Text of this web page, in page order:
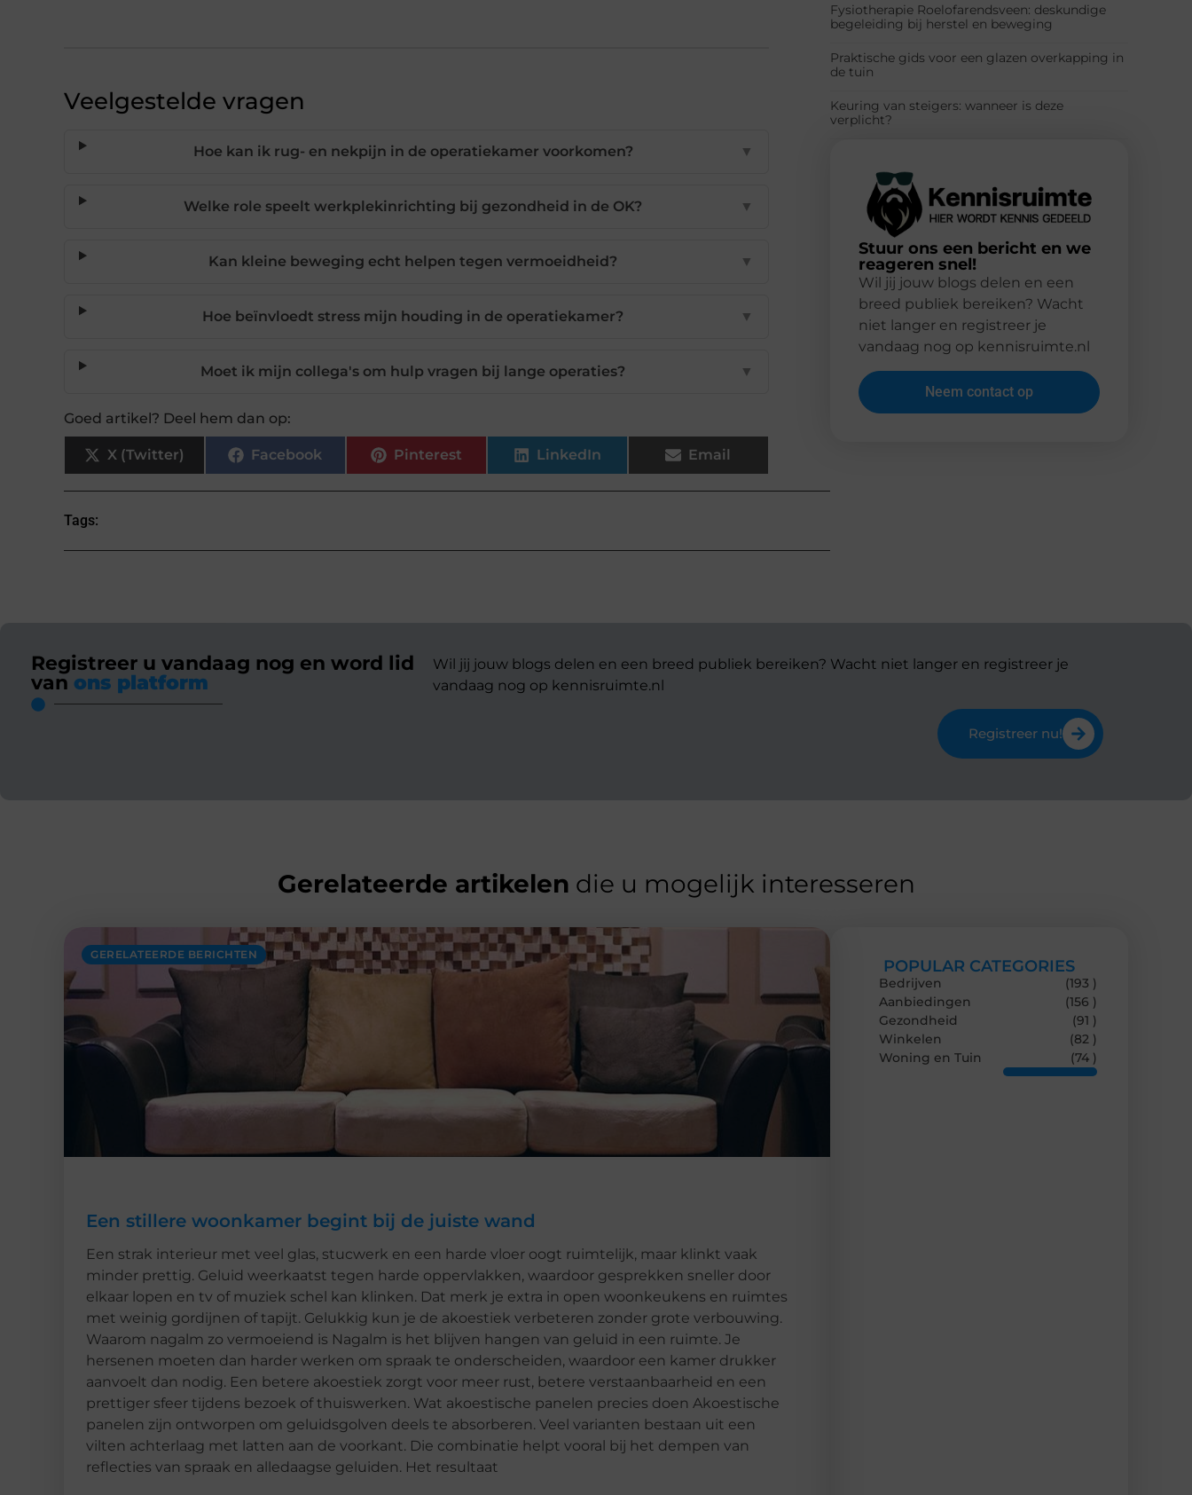
Veelgestelde vragen
Hoe kan ik rug- en nekpijn in de operatiekamer voorkomen? ▼
Welke role speelt werkplekinrichting bij gezondheid in de OK? ▼
Kan kleine beweging echt helpen tegen vermoeidheid? ▼
Hoe beïnvloedt stress mijn houding in de operatiekamer? ▼
Moet ik mijn collega's om hulp vragen bij lange operaties? ▼
Goed artikel? Deel hem dan op:
X (Twitter) Facebook Pinterest LinkedIn Email
Tags:
Fysiotherapie Roelofarendsveen: deskundige
begeleiding bij herstel en beweging
Praktische gids voor een glazen overkapping in
de tuin
Keuring van steigers: wanneer is deze
verplicht?
Stuur ons een bericht en we
reageren snel!
Wil jij jouw blogs delen en een
breed publiek bereiken? Wacht
niet langer en registreer je
vandaag nog op kennisruimte.nl
Neem contact op
Registreer u vandaag nog en word lid
van ons platform
Wil jij jouw blogs delen en een breed publiek bereiken? Wacht niet langer en registreer je
vandaag nog op kennisruimte.nl
Registreer nu!
Gerelateerde artikelen die u mogelijk interesseren
GERELATEERDE BERICHTEN
Een stillere woonkamer begint bij de juiste wand
Een strak interieur met veel glas, stucwerk en een harde vloer oogt ruimtelijk, maar klinkt vaak
minder prettig. Geluid weerkaatst tegen harde oppervlakken, waardoor gesprekken sneller door
elkaar lopen en tv of muziek schel kan klinken. Dat merk je extra in open woonkeukens en ruimtes
met weinig gordijnen of tapijt. Gelukkig kun je de akoestiek verbeteren zonder grote verbouwing.
Waarom nagalm zo vermoeiend is Nagalm is het blijven hangen van geluid in een ruimte. Je
hersenen moeten dan harder werken om spraak te onderscheiden, waardoor een kamer drukker
aanvoelt dan nodig. Een betere akoestiek zorgt voor meer rust, betere verstaanbaarheid en een
prettiger sfeer tijdens bezoek of thuiswerken. Wat akoestische panelen precies doen Akoestische
panelen zijn ontworpen om geluidsgolven deels te absorberen. Veel varianten bestaan uit een
vilten achterlaag met latten aan de voorkant. Die combinatie helpt vooral bij het dempen van
reflecties van spraak en alledaagse geluiden. Het resultaat
POPULAR CATEGORIES
Bedrijven
(193 )
Aanbiedingen
(156 )
Gezondheid
(91 )
Winkelen
(82 )
Woning en Tuin
(74 )